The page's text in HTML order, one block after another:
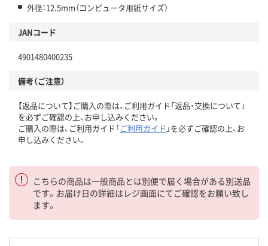
外径：12.5mm（コンピュータ用紙サイズ）
JANコード
4901480400235
備考（ご注意）
【返品について】ご購入の際は、ご利用ガイド「返品・交換について」
を必ずご確認の上、お申し込みください。
ご購入の際は、ご利用ガイド「ご利用ガイド 」を必ずご確認の上、お
申し込みください。
こちらの商品は一般商品とは別便で届く場合がある別送品
です。お届け日の詳細はレジ画面にてご確認をお願い致し
ます。